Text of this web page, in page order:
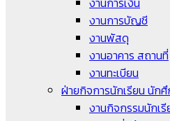
งานการบัญชี
งานพัสดุ
งานอาคาร สถานที่
งานทะเบียน
ฝ่ายกิจการนักเรียน นักศึ
งานกิจกรรมนักเ